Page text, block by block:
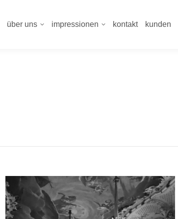
über uns impressionen kontakt kunden